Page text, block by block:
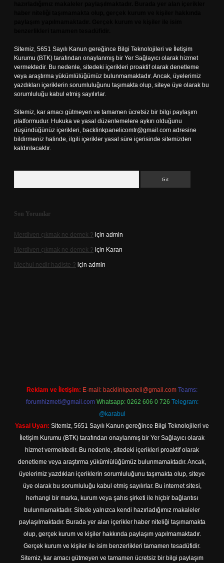
Sitemiz, 5651 Sayılı Kanun gereğince Bilgi Teknolojileri ve İletişim
Kurumu (BTK) tarafından onaylanmış bir Yer Sağlayıcı olarak hizmet
vermektedir. Bu nedenle, sitedeki içerikleri proaktif olarak denetleme
veya araştırma yükümlülüğümüz bulunmamaktadır. Ancak, üyelerimiz
yazdıkları içeriklerin sorumluluğunu taşımakta olup, siteye üye olarak bu
sorumluluğu kabul etmiş sayılırlar.
Sitemiz, kar amacı gütmeyen ve tamamen ücretsiz bir bilgi paylaşım
platformudur. Hukuka ve yasal düzenlemelere aykırı olduğunu
düşündüğünüz içerikleri, backlinkpanelicomtr@gmail.com adresine
bildirmeniz halinde, ilgili içerikler yasal süre içerisinde sitemizden
kaldırılacaktır.
Son Yorumlar
Merdiven çıkmak ne demek ? için admin
Merdiven çıkmak ne demek ? için Karan
Mechul nedir hadiste ? için admin
Reklam ve İletişim: E-mail: backlinkpaneli@gmail.com Teams:
forumhizmeti@gmail.com Whatsapp: 0262 606 0 726 Telegram:
@karabul
Yasal Uyarı: Sitemiz, 5651 Sayılı Kanun gereğince Bilgi Teknolojileri ve
İletişim Kurumu (BTK) tarafından onaylanmış bir Yer Sağlayıcı olarak
hizmet vermektedir. Bu nedenle, sitedeki içerikleri proaktif olarak
denetleme veya araştırma yükümlülüğümüz bulunmamaktadır. Ancak,
üyelerimiz yazdıkları içeriklerin sorumluluğunu taşımakta olup, siteye
üye olarak bu sorumluluğu kabul etmiş sayılırlar. Bu internet sitesi,
herhangi bir marka, kurum veya şahıs şirketi ile hiçbir bağlantısı
bulunmamaktadır. Sitede yalnızca kendi hazırladığımız makaleler
paylaşılmaktadır. Burada yer alan içerikler haber niteliği taşımamakta
olup, gerçek kurum ve kişiler hakkında paylaşım yapılmamaktadır.
Gerçek kurum ve kişiler ile isim benzerlikleri tamamen tesadüfidir.
Sitemiz, kar amacı gütmeyen ve tamamen ücretsiz bir bilgi paylaşım